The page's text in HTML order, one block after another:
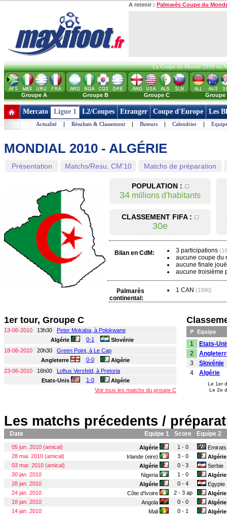
A retenir : Palmarès Coupe du
La Coupe du Monde 2010 en
Groupe A Groupe B Groupe C Groupe
Mercato Ligue 1 L2/Coupes Etranger Coupe d'Europe Les
Actualité | Résultats & Classement | Buteurs | Calendrier |
MONDIAL 2010 - ALGÉRIE
Présentation Matchs/Resu. CM'10 Matchs de préparation
POPULATION :
34 millions d'habitants
CLASSEMENT FIFA :
30e
Bilan en CdM: 3 participations
aucune coupe du
aucune finale
aucune troisième
Palmarès
continental:
1 CAN (1990)
1er tour, Groupe C
13-06-2010 13h30 Peter Mokaba, à Polokwane
Algérie
0-1
Slovénie
18-06-2010 20h30 Green Point, à Le Cap
Angleterre
0-0
Algérie
23-06-2010 16h00 Loftus Versfeld, à Pretoria
Etats-Unis
1-0
Algérie
Voir tous les matchs du groupe C
P Equipe
1
Etats-
2
3
Slovénie
4
Algérie
Le 1er
Le 2e
Les matchs précedents /
Date Equipe 1 Score Equipe 2
05 jun. 2010 (amical) Algérie 1 - 0
28 mai. 2010 (amical)
Irlande (eire) 3 - 0
Algérie
03 mar. 2010 (amical)
Algérie 0 - 3
Serbie
30 jan. 2010
Nigeria 1 - 0
Algérie
28 jan. 2010
Algérie 0 - 4
Egypte
24 jan. 2010
Côte d'Ivoire 2 - 3 ap
Algérie
18 jan. 2010
Angola 0 - 0
Algérie
14 jan. 2010
Mali 0 - 1 Algérie